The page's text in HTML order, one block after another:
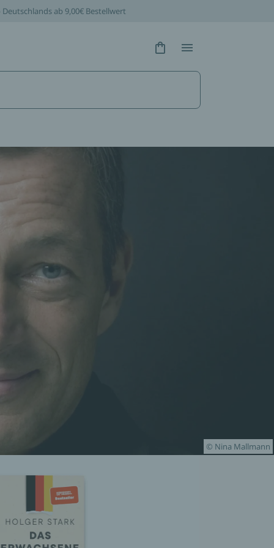
ab 9,00€ Bestellwert
Hidden Text
Hidden Text
© Nina Mallmann